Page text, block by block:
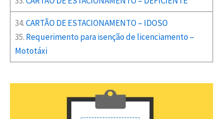
34.CARTÃO DE ESTACIONAMENTO – IDOSO
35. Requerimento para isenção de licenciamento –
Mototáxi